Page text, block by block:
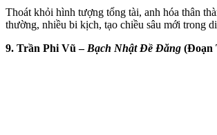
Thoát khỏi hình tượng tổng tài, anh hóa thân
thường, nhiều bi kịch, tạo chiều sâu mới trong
9. Trần Phi Vũ – Bạch Nhật Đề Đăng (Đoạn